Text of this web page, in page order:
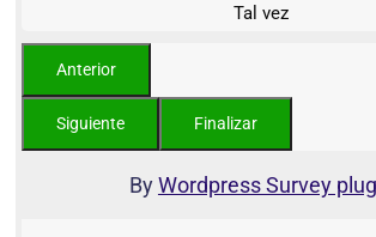
Tal vez
ByWordpress Survey